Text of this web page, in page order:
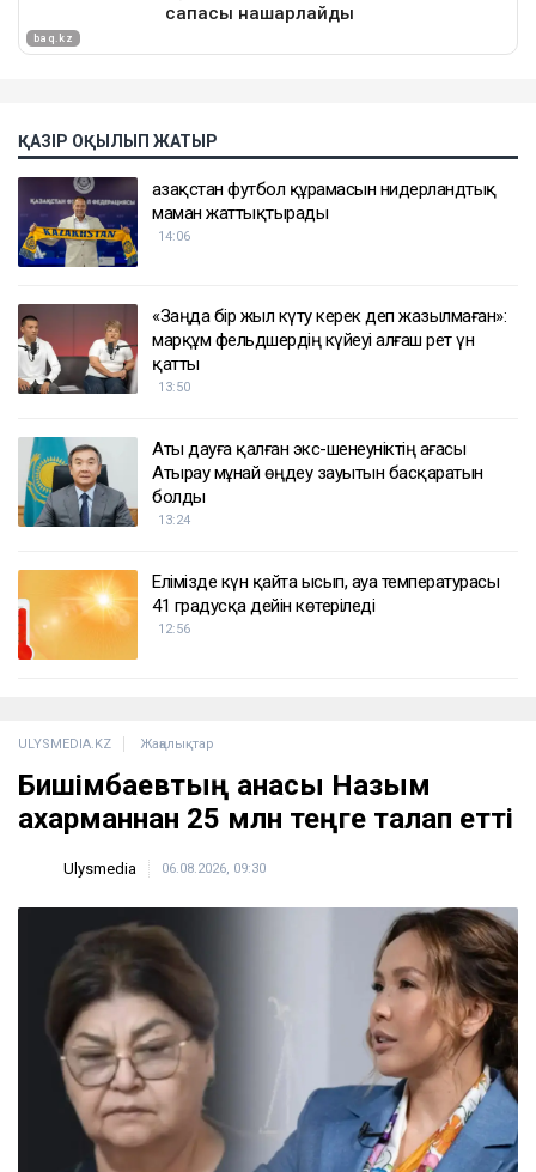
ҚАЗІР ОҚЫЛЫП ЖАТЫР
Қазақстан футбол құрамасын нидерландтық
маман жаттықтырады
14:06
«Заңда бір жыл күту керек деп жазылмаған»:
марқұм фельдшердің күйеуі алғаш рет үн
қатты
13:50
Аты дауға қалған экс-шенеуніктің ағасы
Атырау мұнай өңдеу зауытын басқаратын
болды
13:24
Елімізде күн қайта ысып, ауа температурасы
41 градусқа дейін көтеріледі
12:56
ULYSMEDIA.KZ Жаңалықтар
Бишімбаевтың анасы Назым
Қахарманнан 25 млн теңге талап етті
Ulysmedia 06.08.2026, 09:30